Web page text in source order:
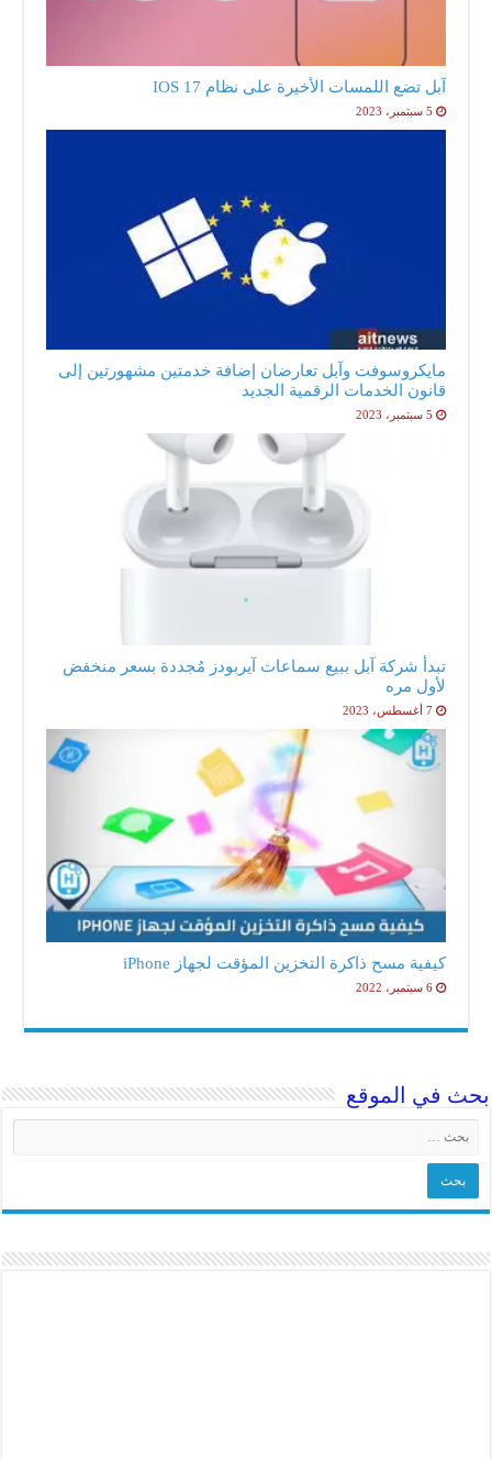
آبل تضع اللمسات الأخيرة على نظام IOS 17
مايكروسوفت وآبل تعارضان إضافة خدمتين مشهورتين إلى
قانون الخدمات الرقمية الجديد
تبدأ شركة آبل ببيع سماعات آيربودز مُجددة بسعر منخفض
لأول مره
كيفية مسح ذاكرة التخزين المؤقت لجهاز iPhone
في الموقع